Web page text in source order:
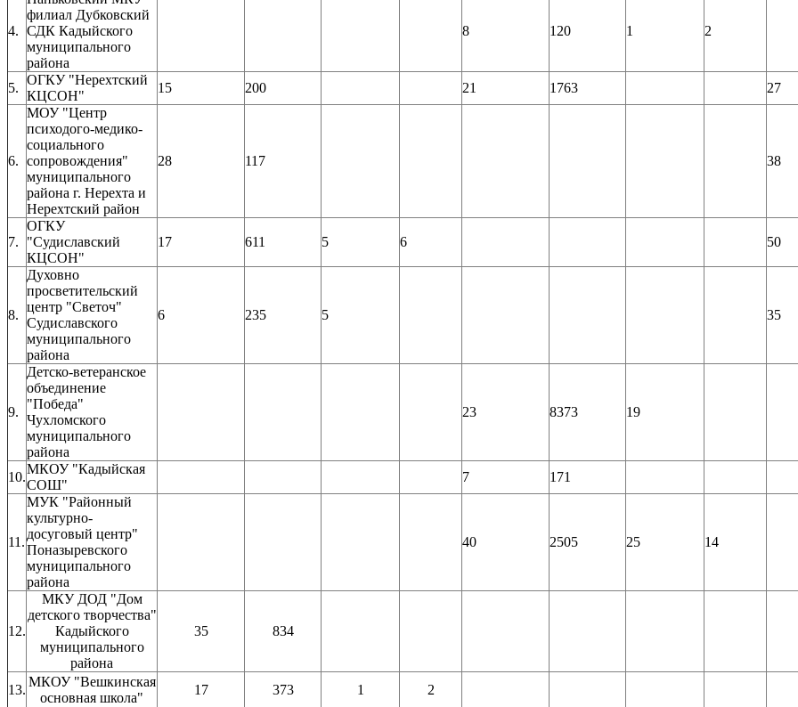
4.
филиал Дубковский
СДК Кадыйского
муниципального
района
8 120 1 2
5.
ОГКУ "Нерехтский
КЦСОН"
15 200 21 1763 27
6.
МОУ "Центр
психодого-медико-
социального
сопровождения"
муниципального
района г. Нерехта и
Нерехтский район
28 117 38
7.
ОГКУ
"Судиславский
КЦСОН"
17 611 5 6 50
8.
Духовно
просветительский
центр "Светоч"
Судиславского
муниципального
района
6 235 5 35
9.
Детско-ветеранское
объединение
"Победа"
Чухломского
муниципального
района
23 8373 19
10.
МКОУ "Кадыйская
СОШ"
7 171
11.
МУК "Районный
культурно-
досуговый центр"
Поназыревского
муниципального
района
40 2505 25 14
12.
МКУ ДОД "Дом
детского творчества"
Кадыйского
муниципального
района
35 834
13.
МКОУ "Вешкинская
основная школа"
17 373 1 2